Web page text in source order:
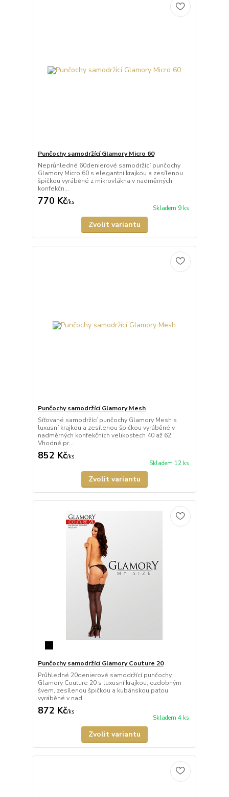
Punčochy samodržící Glamory Micro 60
Neprůhledné 60denierové samodržící punčochy
Glamory Micro 60 s elegantní krajkou a zesílenou
špičkou vyráběné z mikrovlákna v nadměrných
konfekčn...
770 Kč/ks
Skladem 9 ks
Zvolit variantu
Punčochy samodržící Glamory Mesh
Síťované samodržící punčochy Glamory Mesh s
luxusní krajkou a zesílenou špičkou vyráběné v
nadměrných konfekčních velikostech 40 až 62.
Vhodné pr...
852 Kč/ks
Skladem 12 ks
Zvolit variantu
Punčochy samodržící Glamory Couture 20
Průhledné 20denierové samodržící punčochy
Glamory Couture 20 s luxusní krajkou, ozdobným
švem, zesílenou špičkou a kubánskou patou
vyráběné v nad...
872 Kč/ks
Skladem 4 ks
Zvolit variantu